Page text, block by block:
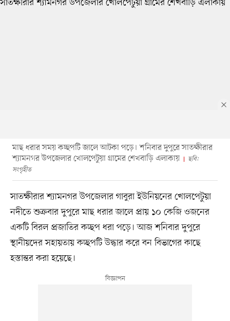
মাছ ধরার সময় কচ্ছপটি জালে আটকা পড়ে। শনিবার দুপুরে সাতক্ষীরার
শ্যামনগর উপজেলার খোলপেটুয়া গ্রামের শেখবাড়ি এলাকায়
ছবি:
সংগৃহীত
সাতক্ষীরার শ্যামনগর উপজেলার গাবুরা ইউনিয়নের খোলপেটুয়া
নদীতে শুক্রবার দুপুরে মাছ ধরার জালে প্রায় ১০ কেজি ওজনের
একটি বিরল প্রজাতির কচ্ছপ ধরা পড়ে। আজ শনিবার দুপুরে
স্থানীয়দের সহায়তায় কচ্ছপটি উদ্ধার করে বন বিভাগের কাছে
হস্তান্তর করা হয়েছে।